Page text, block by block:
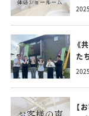
す！
《
た
【